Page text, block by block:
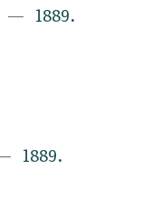
1889.
1889.